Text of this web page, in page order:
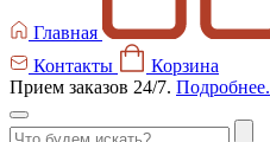
Главная
Контакты
Корзина
Прием заказов 24/7. Подробнее.